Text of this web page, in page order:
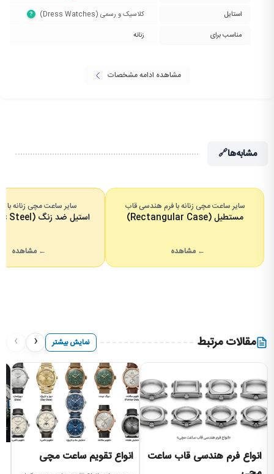
استایل کلاسیک و رسمی (Dress Watches)‏ ?
مناسب برای زنانه
مشاهده ادامه مشخصات
مشابه‌ها🔗
سایر ساعت مچی زنانه با فرم هندسی قاب
مستطیل (Rectangular Case)
← مشاهده
سایر ساعت مچی زنانه
استیل ضد زنگ (Stainless Steel)
← مشاهده
مقالات مرتبط نمایش بیشتر ‹
›
انواع فرم هندسی قاب ساعت
انواع تقویم ساعت مچی